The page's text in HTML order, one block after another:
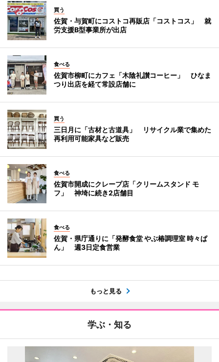
買う
佐賀・与賀町にコストコ再販店「コストコス」 就
労支援B型事業所が出店
食べる
佐賀市柳町にカフェ「木陰礼讃コーヒー」 ひなま
つり出店を経て常設店舗に
買う
三日月に「古材と古道具」 リサイクル業で集めた
再利用可能家具など販売
食べる
佐賀市開成にクレープ店「クリームスタンド モ
フ」 神埼に続き2店舗目
食べる
佐賀・県庁通りに「発酵食堂 やぶ椿調理室 時々ぱ
ん」 週3日定食営業
もっと見る
学ぶ・知る